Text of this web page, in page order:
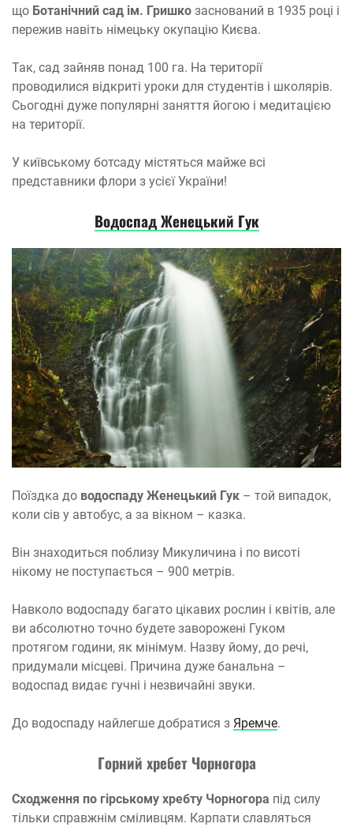
що Ботанічний сад ім. Гришко заснований в 1935 році і
пережив навіть німецьку окупацію Києва.
Так, сад зайняв понад 100 га. На території
проводилися відкриті уроки для студентів і школярів.
Сьогодні дуже популярні заняття йогою і медитацією
на території.
У київському ботсаду містяться майже всі
представники флори з усієї України!
Водоспад Женецький Гук
Поїздка до водоспаду Женецький Гук – той випадок,
коли сів у автобус, а за вікном – казка.
Він знаходиться поблизу Микуличина і по висоті
нікому не поступається – 900 метрів.
Навколо водоспаду багато цікавих рослин і квітів, але
ви абсолютно точно будете заворожені Гуком
протягом години, як мінімум. Назву йому, до речі,
придумали місцеві. Причина дуже банальна –
водоспад видає гучні і незвичайні звуки.
До водоспаду найлегше добратися з Яремче.
Горний хребет Чорногора
Сходження по гірському хребту Чорногора під силу
тільки справжнім сміливцям. Карпати славляться